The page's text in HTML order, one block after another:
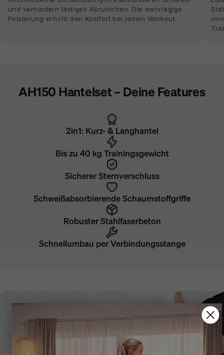
und verhindern lästiges Abrutschen. Die mehrlagige
Polsterung erhöht den Komfort bei jedem Workout.
AH150 Hantelset – Deine Features
2in1: Kurz- & Langhantel
Bis zu 40 kg Trainingsgewicht
Sicherer Sternverschluss
Schweißabsorbierende Schaumstoffgriffe
Robuster Stahlfaserbeton
Schnellumbau per Verbindungsstange